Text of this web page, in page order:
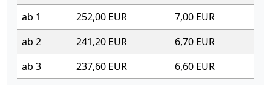
ab 1
252,00 EUR
7,00 EUR
ab 2
241,20 EUR
6,70 EUR
ab 3
237,60 EUR 6,60 EUR